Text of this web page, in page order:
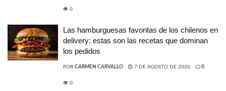
0
Las hamburguesas favoritas de los chilenos en
delivery: estas son las recetas que dominan
los pedidos
POR CARMEN CARVALLO 7 DE AGOSTO DE 2026 0
0